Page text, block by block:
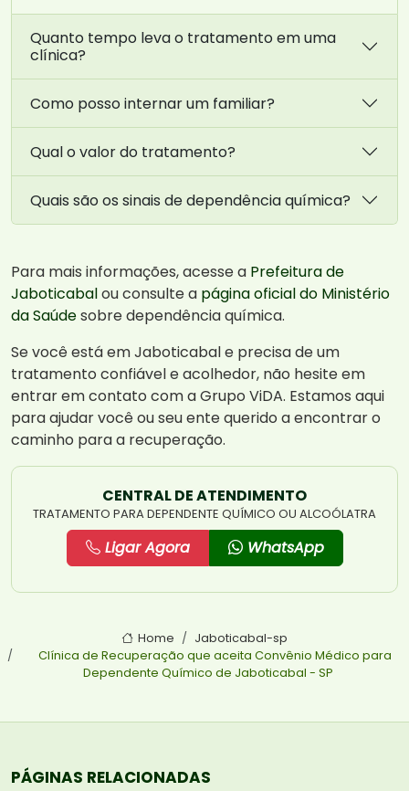
Quanto tempo leva o tratamento em uma
clínica?
Como posso internar um familiar?
Qual o valor do tratamento?
Quais são os sinais de dependência química?
Para mais informações, acesse a Prefeitura de
Jaboticabalou consulte a página oficial do Ministério
da Saúdesobre dependência química.
Se você está em Jaboticabal e precisa de um
tratamento confiável e acolhedor, não hesite em
entrar em contato com a Grupo ViDA. Estamos aqui
para ajudar você ou seu ente querido a encontrar o
caminho para a recuperação.
CENTRAL DE ATENDIMENTO
TRATAMENTO PARA DEPENDENTE QUÍMICO OU ALCOÓLATRA
Ligar Agora WhatsApp
Home
Jaboticabal-sp
Clínica de Recuperação que aceita Convênio Médico para
Dependente Químico de Jaboticabal - SP
PÁGINAS RELACIONADAS